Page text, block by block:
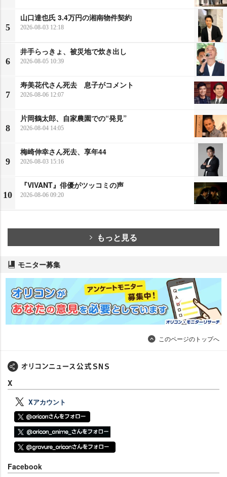
5
山口達也氏 3.4万円の湘南物件契約
2026-08-03 12:18
6
井手らっきょ、被災地で炊き出し
2026-08-05 10:39
7
寿美花代さん死去 息子がコメント
2026-08-06 12:07
8
片岡鶴太郎、自家農園での“発見”
2026-08-04 14:05
9
梅崎伸幸さん死去、享年44
2026-08-03 15:16
10
『VIVANT』俳優がツッコミの声
2026-08-06 09:20
もっと見る
モニター募集
このページのトップへ
X
Xアカウント
Facebook